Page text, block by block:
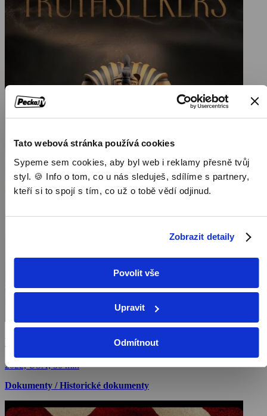
Tato webová stránka používá cookies
Sypeme sem cookies, aby byl web i reklamy přesně tvůj
styl. 🍪 Info o tom, co u nás sleduješ, sdílíme s partnery,
kteří si to spojí s tím, co už o tobě vědí odjinud.
Zobrazit detaily
Povolit vše
Upravit
Odmítnout
Hledači pravdy
2022, USA, 50 min
Dokumenty / Historické dokumenty